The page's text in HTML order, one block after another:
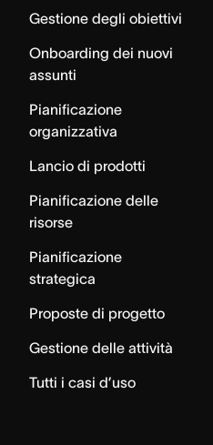
Gestione degli obiettivi
Onboarding dei nuovi
assunti
Pianificazione
organizzativa
Lancio di prodotti
Pianificazione delle
risorse
Pianificazione
strategica
Proposte di progetto
Gestione delle attività
Tutti i casi d’uso